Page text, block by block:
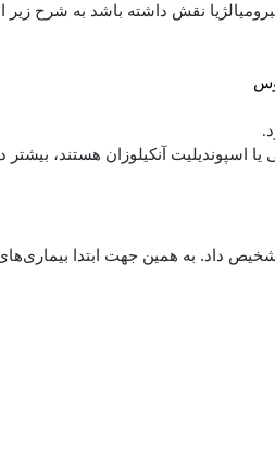
نقش داشته باشد به شرح
اسپوندیلیت آنکیلوزان هستند، بیشتر
داد. به همین جهت ابتدا